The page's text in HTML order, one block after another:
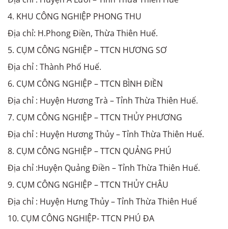
4. KHU CÔNG NGHIỆP PHONG THU
Địa chỉ: H.Phong Điền, Thừa Thiên Huế.
5. CỤM CÔNG NGHIỆP – TTCN HƯƠNG SƠ
Địa chỉ : Thành Phố Huế.
6. CỤM CÔNG NGHIỆP – TTCN BÌNH ĐIỀN
Địa chỉ : Huyện Hương Trà – Tỉnh Thừa Thiên Huế.
7. CỤM CÔNG NGHIỆP – TTCN THỦY PHƯƠNG
Địa chỉ : Huyện Hương Thủy – Tỉnh Thừa Thiên Huế.
8. CỤM CÔNG NGHIỆP – TTCN QUẢNG PHÚ
Địa chỉ :Huyện Quảng Điền – Tỉnh Thừa Thiên Huế.
9. CỤM CÔNG NGHIỆP – TTCN THỦY CHÂU
Địa chỉ : Huyện Hưng Thủy – Tỉnh Thừa Thiên Huế
10. CỤM CÔNG NGHIỆP- TTCN PHÚ ĐA